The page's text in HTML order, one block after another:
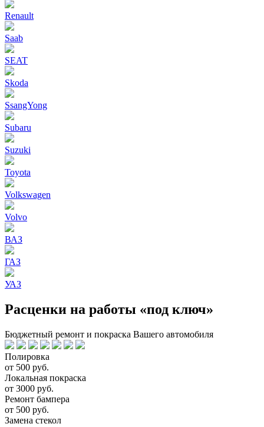
Renault
Saab
SEAT
Skoda
SsangYong
Subaru
Suzuki
Toyota
Volkswagen
Volvo
ВАЗ
ГАЗ
УАЗ
Расценки на работы «под ключ»
Бюджетный ремонт и покраска Вашего автомобиля
Полировка
от 500 руб.
Локальная покраска
от 3000 руб.
Ремонт бампера
от 500 руб.
Замена стекол